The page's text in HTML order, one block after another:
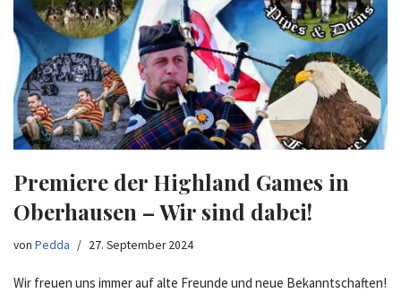
Premiere der Highland Games in
Oberhausen – Wir sind dabei!
von Pedda 27. September 2024
Wir freuen uns immer auf alte Freunde und neue Bekanntschaften!